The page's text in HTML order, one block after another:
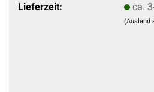
Lieferzeit:
ca.
(Ausland